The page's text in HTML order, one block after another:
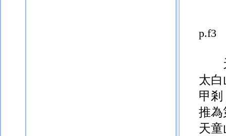
p.f3
太
甲
推為
天童